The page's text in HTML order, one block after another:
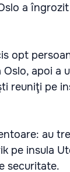
a
opt
apoi a
reuniţi pe
au
pe insula
securitate.